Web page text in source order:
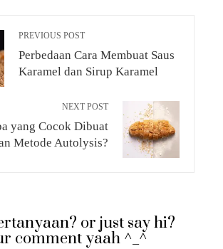
PREVIOUS POST
Perbedaan Cara Membuat Saus
Karamel dan Sirup Karamel
NEXT POST
yang Cocok Dibuat
Metode Autolysis?
or just say hi?
comment yaah ^_^